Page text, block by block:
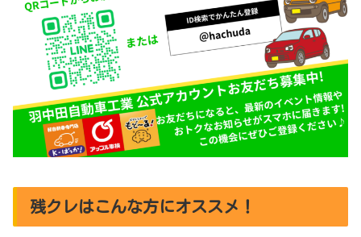
残クレはこんな方にオススメ！